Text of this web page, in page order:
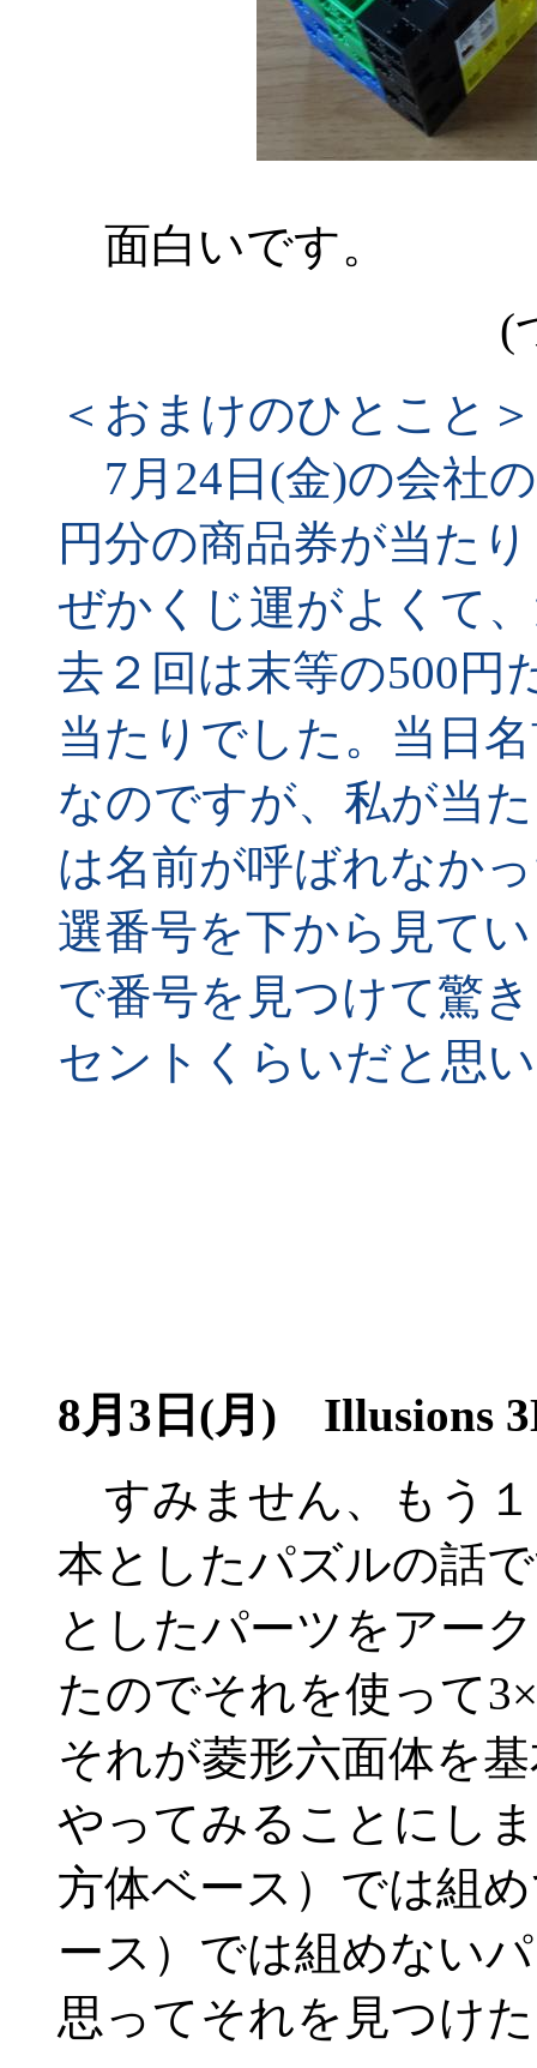
面白いです。
(
＜おまけのひとこと＞
7月24日(金)の会社
円分の商品券が当た
ぜかくじ運がよくて
去２回は末等の500円
当たりでした。当日
なのですが、私が当
は名前が呼ばれなか
選番号を下から見て
で番号を見つけて驚
セントくらいだと思
8月3日(月) Illusions
すみません、もう
本としたパズルの話
としたパーツをアー
たのでそれを使って
それが菱形六面体を
やってみることにし
方体ベース）では組
ース）では組めない
思ってそれを見つけ